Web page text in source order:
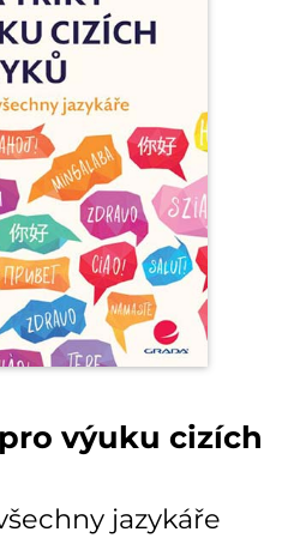
výuku cizích
jazykáře